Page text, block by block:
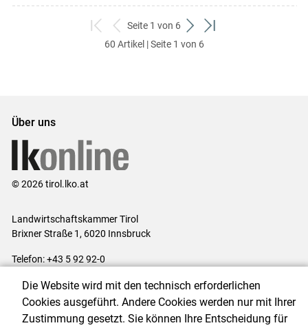
zum
ersten
zurück
zum
Seite 1 von 6
weiter
zum
zum
60 Artikel | Seite 1 von 6
Über uns
© 2026 tirol.lko.at
Landwirtschaftskammer Tirol
Brixner Straße 1, 6020 Innsbruck
Telefon: +43 5 92 92-0
Impressum|Kontakt|Datenschutzerklärung|Barrierefreiheit|
Cookie-Einstellungen
Die Website wird mit den technisch erforderlichen
Cookies ausgeführt. Andere Cookies werden nur mit Ihrer
Zustimmung gesetzt. Sie können Ihre Entscheidung für